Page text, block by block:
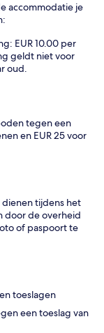
accommodatie je
EUR 10.00 per
geldt niet voor
oud.
tegen een
en EUR 25 voor
tijdens het
door de overheid
of paspoort te
toeslagen
een toeslag van